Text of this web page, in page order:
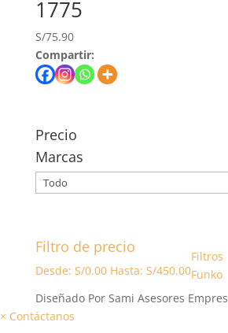
1775
S/75.90
Compartir:
Precio
Marcas
Filtro de precio
Desde: S/0.00Hasta: S/450.00
Filtros
Funko
Diseñado Por Sami Asesores
× Contáctanos